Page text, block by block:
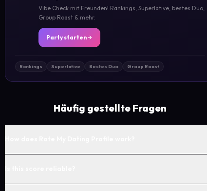
Vibe Check mit Freunden! Rankings, Superlative, bestes Duo,
Group Roast & mehr.
Party starten
Rankings Superlative Bestes Duo Group Roast
Häufig gestellte Fragen